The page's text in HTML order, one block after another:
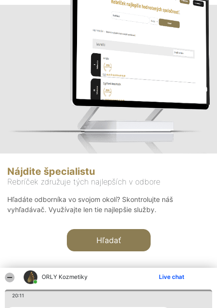
ORLY Kozmetiky Live chat
20:11
Nájdite špecialistu
Rebríček združuje tých najlepších v odbore
Hľadáte odborníka vo svojom okolí? Skontrolujte náš
vyhľadávač. Využívajte len tie najlepšie služby.
Hľadať